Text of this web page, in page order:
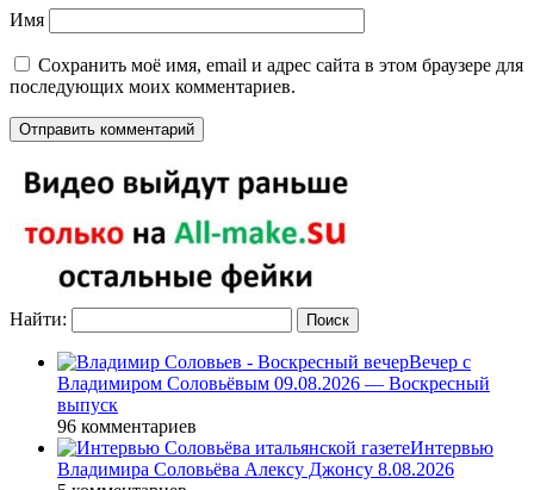
Имя
Сохранить моё имя, email и адрес сайта в этом браузере для
последующих моих комментариев.
Найти:
Вечер с
Владимиром Соловьёвым 09.08.2026 — Воскресный
выпуск
96 комментариев
Интервью
Владимира Соловьёва Алексу Джонсу 8.08.2026